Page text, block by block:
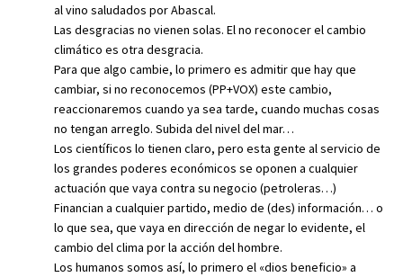
al vino saludados por Abascal.
Las desgracias no vienen solas. El no reconocer el cambio
climático es otra desgracia.
Para que algo cambie, lo primero es admitir que hay que
cambiar, si no reconocemos (PP+VOX) este cambio,
reaccionaremos cuando ya sea tarde, cuando muchas cosas
no tengan arreglo. Subida del nivel del mar…
Los científicos lo tienen claro, pero esta gente al servicio de
los grandes poderes económicos se oponen a cualquier
actuación que vaya contra su negocio (petroleras…)
Financian a cualquier partido, medio de (des) información… o
lo que sea, que vaya en dirección de negar lo evidente, el
cambio del clima por la acción del hombre.
Los humanos somos así, lo primero el «dios beneficio» a